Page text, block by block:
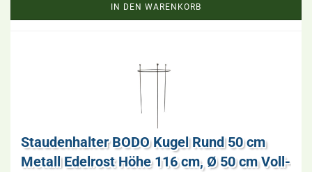
IN DEN WARENKORB
Stau­den­hal­ter BODO Kugel Rund 50 cm
Me­tall Edel­rost Höhe 116 cm, Ø 50 cm Voll­